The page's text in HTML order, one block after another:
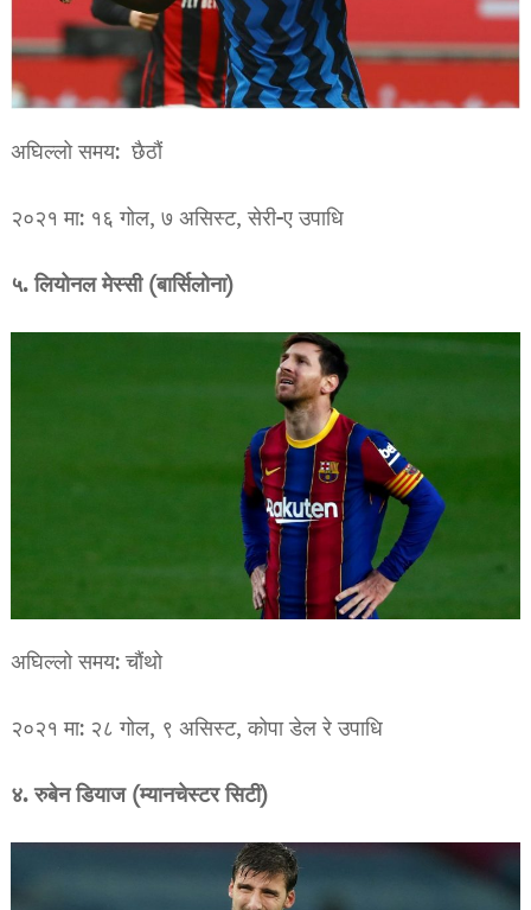
अघिल्लो समय: छैठौं
२०२१ मा: १६ गोल, ७ असिस्ट, सेरी-ए उपाधि
५. लियोनल मेस्सी (बार्सिलोना)
अघिल्लो समय: चौंथो
२०२१ मा: २८ गोल, ९ असिस्ट, कोपा डेल रे उपाधि
४. रुबेन डियाज (म्यानचेस्टर सिटी)